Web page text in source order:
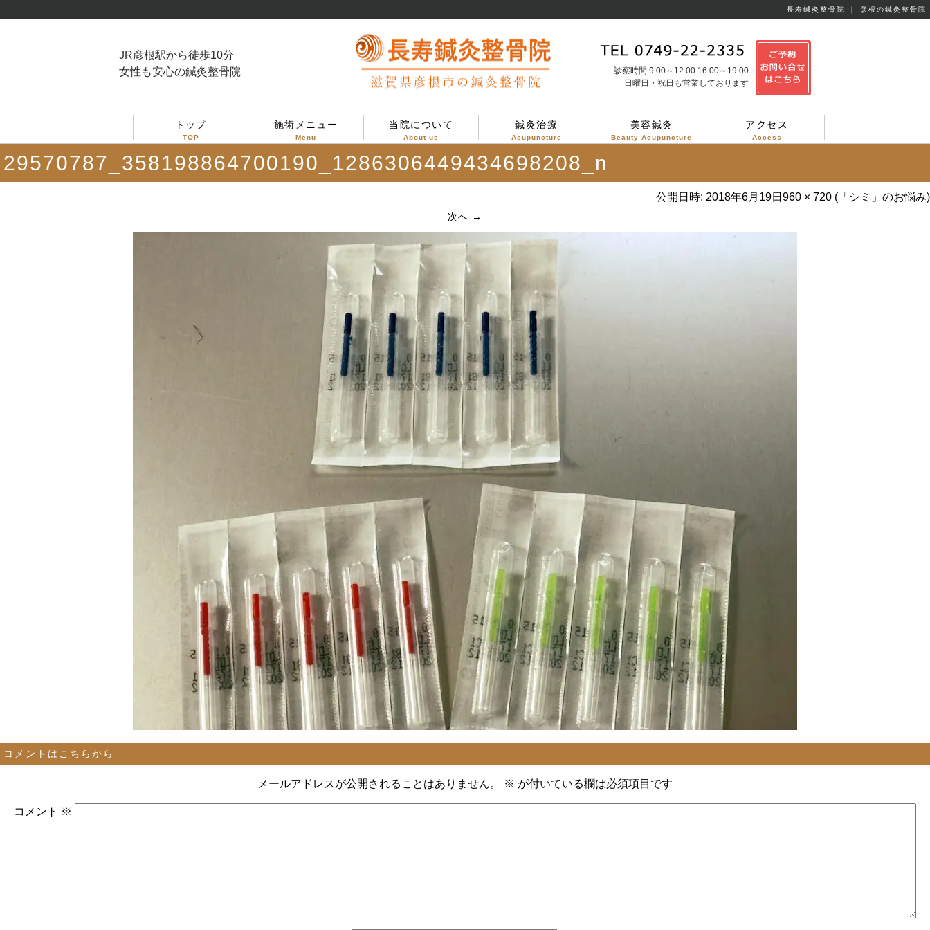
長寿鍼灸整骨院 ｜ 彦根の鍼灸整骨院
JR彦根駅から徒歩10分
女性も安心の鍼灸整骨院
診察時間 9:00～12:00 16:00～19:00
日曜日・祝日も営業しております
トップ
TOP
施術メニュー
Menu
当院について
About us
当院について
治療方針
診療案内
院内設備
院内の様子
鍼灸治療
Acupuncture
美容鍼灸
Beauty Acupuncture
アクセス
Access
29570787_358198864700190_1286306449434698208_n
公開日時: 2018年6月19日 960 × 720 ( 「シミ」のお悩み)
次へ →
コメントはこちらから
メールアドレスが公開されることはありません。 ※ が付いている欄は必須項目です
コメント ※